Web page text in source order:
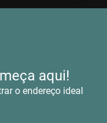
aqui!
o endereço ideal